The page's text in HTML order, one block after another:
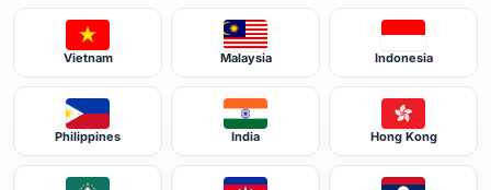
Vietnam Malaysia Indonesia
Philippines India Hong Kong